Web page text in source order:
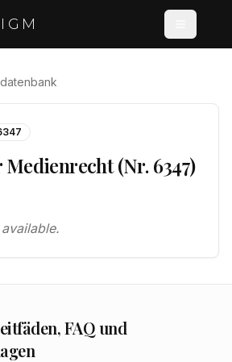
Medienrecht (Nr. 6347)
FAQ und